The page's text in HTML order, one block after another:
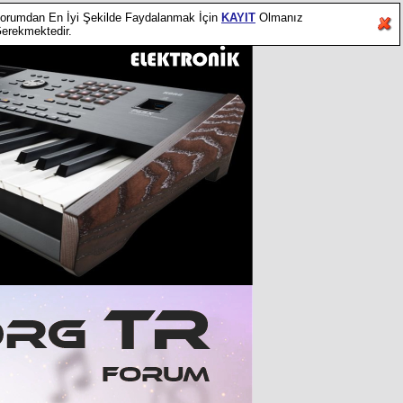
En İyi Şekilde Faydalanmak İçin KAYIT Olmanız